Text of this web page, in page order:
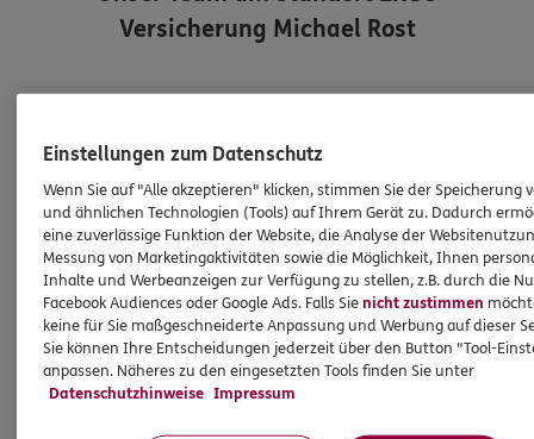
Versicherung Michael Rost
Michael Rost
Geschäftsstelle
Einstellungen zum Datenschutz
Wenn Sie auf "Alle akzeptieren" klicken, stimmen Sie der Speicherung
und ähnlichen Technologien (Tools) auf Ihrem Gerät zu. Dadurch
eine zuverlässige Funktion der Website, die Analyse der
Messung von Marketingaktivitäten sowie die Möglichkeit, Ihnen
Inhalte und Werbeanzeigen zur Verfügung zu stellen, z.B. durch die
Facebook Audiences oder Google Ads. Falls Sienicht zustimmen
keine für Sie maßgeschneiderte Anpassung und Werbung auf dieser
Sie können Ihre Entscheidungen jederzeit über den Button "Tool-
anpassen. Näheres zu den eingesetzten Tools finden Sie unter
Datenschutzhinweise Impressum